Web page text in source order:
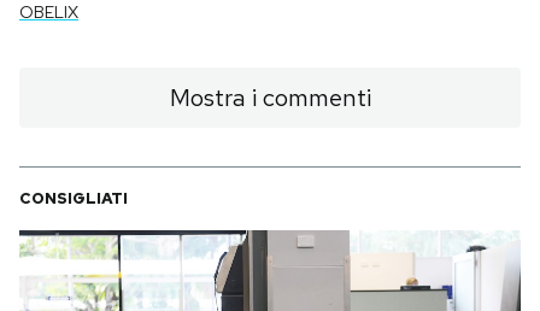
OBELIX
Mostra i commenti
CONSIGLIATI